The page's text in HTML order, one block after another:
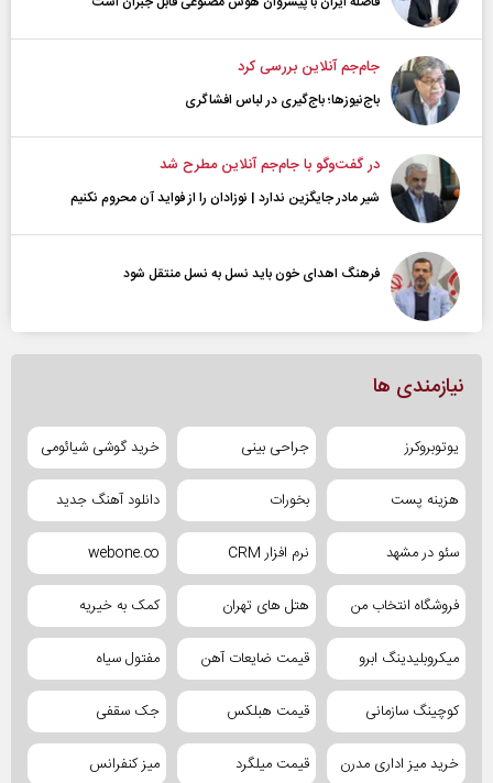
جام‌جم آنلاین بررسی کرد
باج‌نیوزها؛ باج‌گیری در لباس افشاگری
در گفت‌و‌گو با جام‌جم آنلاین مطرح شد
شیر مادر جایگزین ندارد | نوزادان را از فواید آن محروم نکنیم
فرهنگ اهدای خون باید نسل به نسل منتقل شود
نیازمندی ها
یوتوبروکرز جراحی بینی خرید گوشی شیائومی
هزینه پست بخورات دانلود آهنگ جدید
سئو در مشهد نرم افزار CRM webone.co
فروشگاه انتخاب من هتل های تهران کمک به خیریه
میکروبلیدینگ ابرو قیمت ضایعات آهن مفتول سیاه
کوچینگ سازمانی قیمت هبلکس جک سقفی
خرید میز اداری مدرن قیمت میلگرد میز کنفرانس